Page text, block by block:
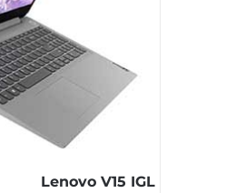
Lenovo V15 IGL